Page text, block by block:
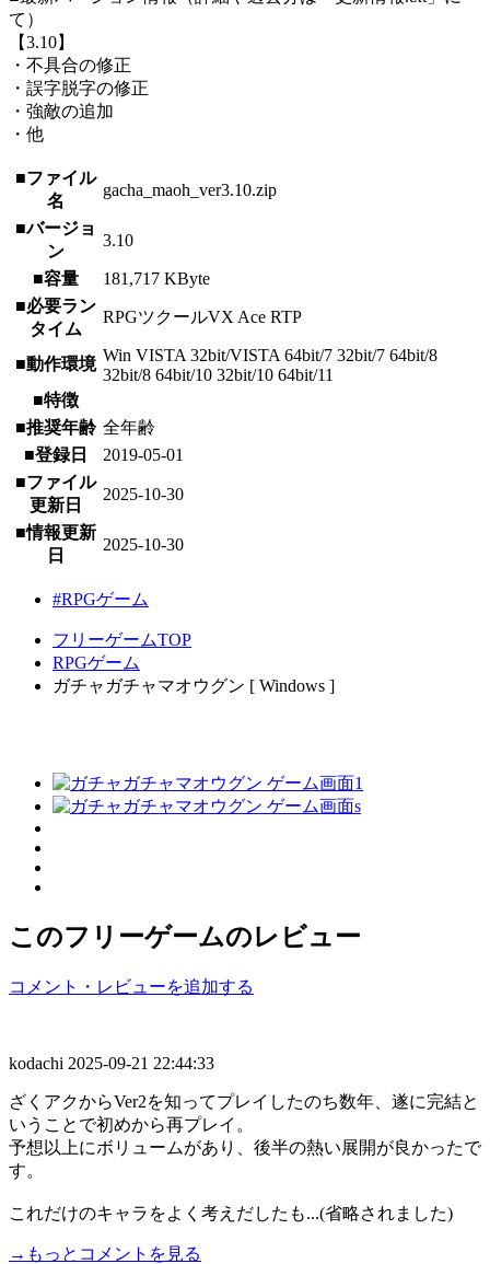
て）
【3.10】
・不具合の修正
・誤字脱字の修正
・強敵の追加
・他
■ファイル
名
gacha_maoh_ver3.10.zip
■バージョ
ン
3.10
■容量
181,717 KByte
■必要ラン
タイム
RPGツクールVX Ace RTP
■動作環境 Win VISTA 32bit/VISTA 64bit/7 32bit/7 64bit/8
32bit/8 64bit/10 32bit/10 64bit/11
■特徴
■推奨年齢 全年齢
■登録日
2019-05-01
■ファイル
更新日
2025-10-30
■情報更新
日
2025-10-30
#RPGゲーム
フリーゲームTOP
RPGゲーム
ガチャガチャマオウグン [ Windows ]
このフリーゲームのレビュー
コメント・レビューを追加する
kodachi 2025-09-21 22:44:33
ざくアクからVer2を知ってプレイしたのち数年、遂に完結と
いうことで初めから再プレイ。
予想以上にボリュームがあり、後半の熱い展開が良かったで
す。
これだけのキャラをよく考えだしたも...(省略されました)
→もっとコメントを見る